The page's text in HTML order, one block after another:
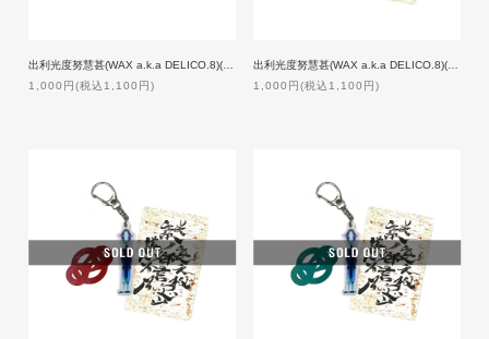
1,000円(税込1,100円)
1,000円(税込1,100円)